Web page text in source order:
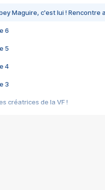
Maguire, c'est lui ! Rencontre
6
5
4
3
créatrices de la VF !